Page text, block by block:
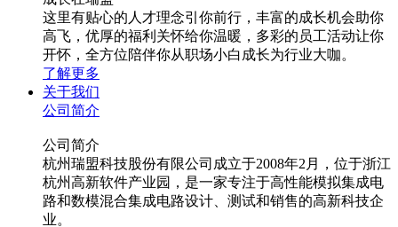
这里有贴心的人才理念引你前行，丰富的成长机会助你
高飞，优厚的福利关怀给你温暖，多彩的员工活动让你
开怀，全方位陪伴你从职场小白成长为行业大咖。
了解更多
关于我们
公司简介
公司简介
杭州瑞盟科技股份有限公司成立于2008年2月，位于浙江
杭州高新软件产业园，是一家专注于高性能模拟集成电
路和数模混合集成电路设计、测试和销售的高新科技企
业。